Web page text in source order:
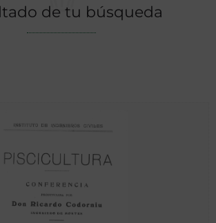
de tu búsqueda